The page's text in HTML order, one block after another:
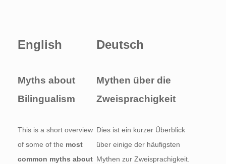
English Deutsch
Myths about
Bilingualism
Mythen über die
Zweisprachigkeit
This is a short overview
of some of the most
common myths about
Dies ist ein kurzer Überblick
über einige der häufigsten
Mythen zur Zweisprachigkeit.